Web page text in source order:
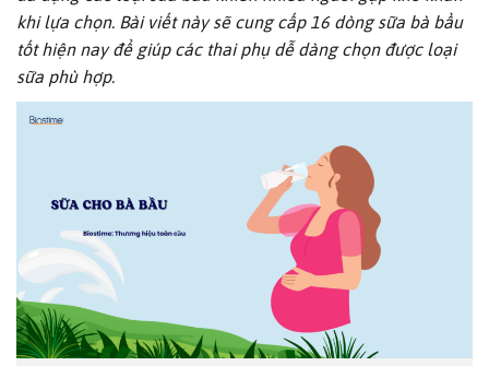
khi lựa chọn. Bài viết này sẽ cung cấp 16 dòng sữa bà bầu
tốt hiện nay để giúp các thai phụ dễ dàng chọn được loại
sữa phù hợp.